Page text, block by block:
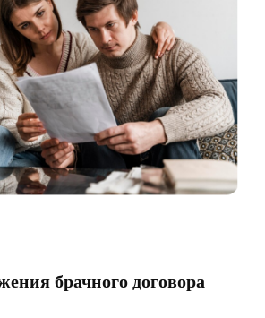
брачного договора